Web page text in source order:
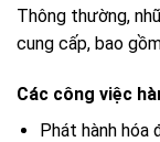
Thông thường,
cung cấp, bao
Các công việc
Phát hành hóa